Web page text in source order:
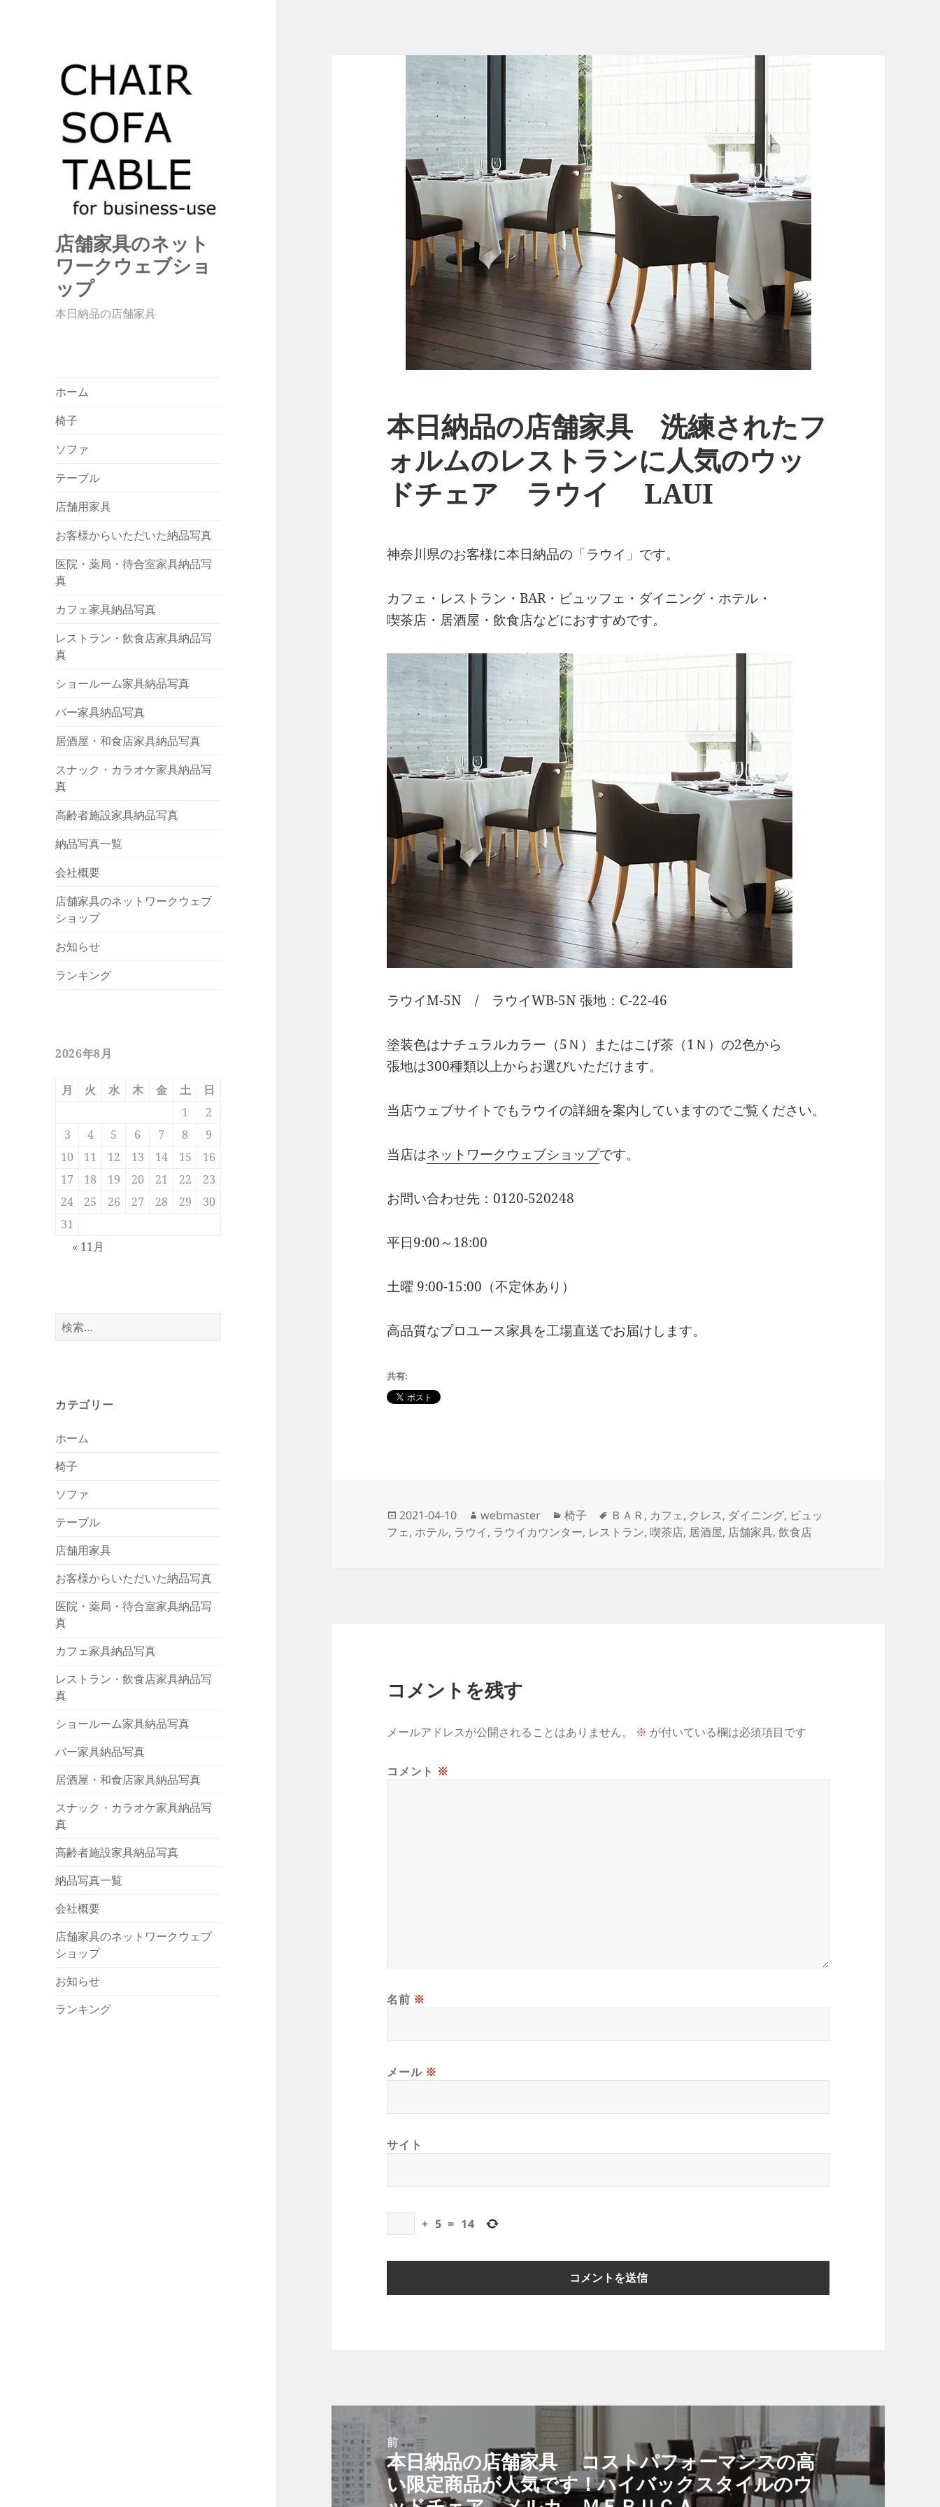
店舗家具のネット
ワークウェブショ
ップ
本日納品の店舗家具
ホーム
椅子
ソファ
テーブル
店舗用家具
お客様からいただいた納品写真
医院・薬局・待合室家具納品写
真
カフェ家具納品写真
レストラン・飲食店家具納品写
真
ショールーム家具納品写真
バー家具納品写真
居酒屋・和食店家具納品写真
スナック・カラオケ家具納品写
真
高齢者施設家具納品写真
納品写真一覧
会社概要
店舗家具のネットワークウェブ
ショップ
お知らせ
ランキング
2026年8月
月 火 水 木 金 土
日
1
2
3
4 5 6 7 8
9
10
11 12 13 14 15
16
17
18 19 20 21 22
23
24
25 26 27 28 29
30
31
« 11月
検
索:
カテゴリー
ホーム
椅子
ソファ
テーブル
店舗用家具
お客様からいただいた納品写真
医院・薬局・待合室家具納品写
真
カフェ家具納品写真
レストラン・飲食店家具納品写
真
ショールーム家具納品写真
バー家具納品写真
居酒屋・和食店家具納品写真
スナック・カラオケ家具納品写
真
高齢者施設家具納品写真
納品写真一覧
会社概要
店舗家具のネットワークウェブ
ショップ
お知らせ
ランキング
本日納品の店舗家具 洗練されたフ
ォルムのレストランに人気のウッ
ドチェア ラウイ LAUI
神奈川県のお客様に本日納品の「ラウイ」です。
カフェ・レストラン・BAR・ビュッフェ・ダイニング・ホテル・
喫茶店・居酒屋・飲食店などにおすすめです。
ラウイM-5N / ラウイWB-5N 張地：C-22-46
塗装色はナチュラルカラー（5Ｎ）またはこげ茶（1Ｎ）の2色から
張地は300種類以上からお選びいただけます。
当店ウェブサイトでもラウイの詳細を案内していますのでご覧ください。
当店はネットワークウェブショップです。
お問い合わせ先：0120-520248
平日9:00～18:00
土曜 9:00-15:00（不定休あり）
高品質なプロユース家具を工場直送でお届けします。
共有:
投
稿
2021-04-10
作
成
webmaster
カ
テ
椅子
タ
グ
ＢＡＲ , カフェ, クレス, ダイニング, ビュッ
フェ, ホテル, ラウイ, ラウイカウンター, レストラン,喫茶店, 居酒屋, 店舗家具,飲食店
コメントを残す
メールアドレスが公開されることはありません。 ※ が付いている欄は必須項目です
コメント ※
名前 ※
メール ※
サイト
+ 5 = 14
稿
ナ
ビ
ゲ
前
前
の
投
本日納品の店舗家具 コストパフォーマンスの高
い限定商品が人気です！ハイバックスタイルのウ